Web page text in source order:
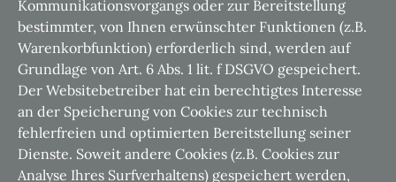
Kommunikationsvorgangs oder zur Bereitstellung
bestimmter, von Ihnen erwünschter Funktionen (z.B.
Warenkorbfunktion) erforderlich sind, werden auf
Grundlage von Art. 6 Abs. 1 lit. f DSGVO gespeichert.
Der Websitebetreiber hat ein berechtigtes Interesse
an der Speicherung von Cookies zur technisch
fehlerfreien und optimierten Bereitstellung seiner
Dienste. Soweit andere Cookies (z.B. Cookies zur
Analyse Ihres Surfverhaltens) gespeichert werden,